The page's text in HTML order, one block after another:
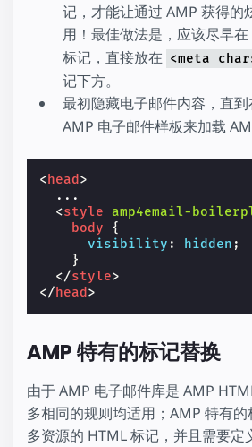
记，才能让通过 AMP 获得的
用！最佳做法是，应该尽早在
标记，直接放在 <meta
记下方。
最初隐藏电子邮件内容，直到
AMP 电子邮件样板来加载
< head >
  ...
<style amp4email-
body
{
visibility : hidden ;
}
</style>
</ head >
AMP 特有的标记替换
由于 AMP 电子邮件库是 AMP
多相同的规则均适用；AMP 特有
多资源的 HTML 标记，并且需要定